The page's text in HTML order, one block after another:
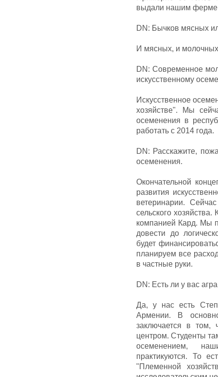
выдали нашим
DN: Бычков мясных
И мясных, и
DN: Современное
искусственному
Искусственное
хозяйстве". Мы
осеменения в
работать с 2014 года.
DN: Расскажите,
осеменения.
Окончательной
развития
ветеринарии.
сельского
компанией Кард. Мы
довести до
будет
планируем все
в частные руки.
DN: Есть ли у вас
Да, у нас есть
Армении. В
заключается в том,
центром. Студенты
осеменением,
практикуются. То
"Племенной